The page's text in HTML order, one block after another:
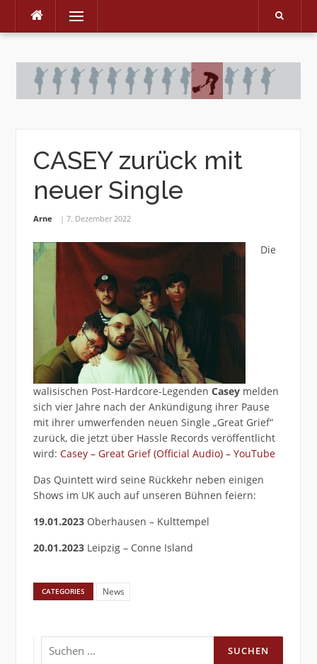
Skip
Menu
CASEY zurück mit
neuer Single
Arne 7. Dezember 2022
Die
walisischen Post-Hardcore-Legenden Caseymelden
sich vier Jahre nach der Ankündigung ihrer Pause
mit ihrer umwerfenden neuen Single „Great Grief“
zurück, die jetzt über Hassle Records veröffentlicht
wird: Casey – Great Grief (Official Audio) – YouTube
Das Quintett wird seine Rückkehr neben einigen
Shows im UK auch auf unseren Bühnen feiern:
19.01.2023Oberhausen – Kulttempel
20.01.2023Leipzig – Conne Island
CATEGORIES News
Suchen
nach: